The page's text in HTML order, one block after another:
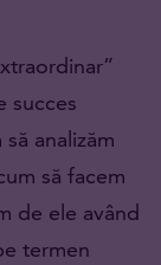
succes
analizăm
să facem
de ele având
termen